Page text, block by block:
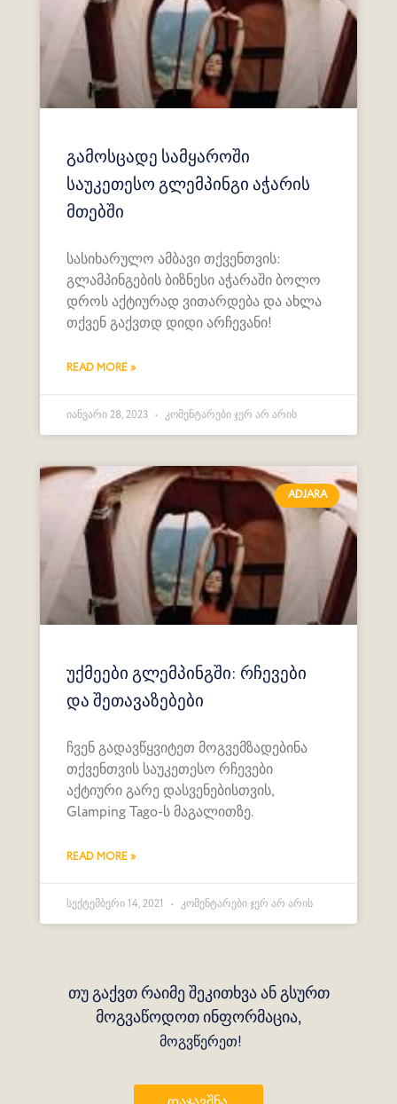
გამოსცადე სამყაროში
საუკეთესო გლემპინგი აჭარის
მთებში
სასიხარულო ამბავი თქვენთვის:
გლამპინგების ბიზნესი აჭარაში ბოლო
დროს აქტიურად ვითარდება და ახლა
თქვენ გაქვთდ დიდი არჩევანი!
READ MORE »
იანვარი 28, 2023 კომენტარები ჯერ არ არის
ADJARA
უქმეები გლემპინგში: რჩევები
და შეთავაზებები
ჩვენ გადავწყვიტეთ მოგვემზადებინა
თქვენთვის საუკეთესო რჩევები
აქტიური გარე დასვენებისთვის,
Glamping Tago-ს მაგალითზე.
READ MORE »
სექტემბერი 14, 2021 კომენტარები ჯერ არ არის
თუ გაქვთ რაიმე შეკითხვა ან გსურთ
მოგვაწოდოთ ინფორმაცია,
მოგვწერეთ!